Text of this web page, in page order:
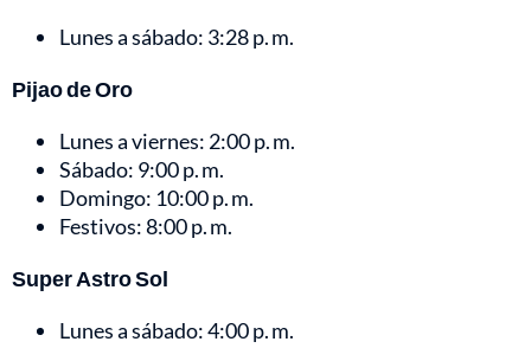
Lunes a sábado: 3:28 p. m.
Pijao de Oro
Lunes a viernes: 2:00 p. m.
Sábado: 9:00 p. m.
Domingo: 10:00 p. m.
Festivos: 8:00 p. m.
Super Astro Sol
Lunes a sábado: 4:00 p. m.